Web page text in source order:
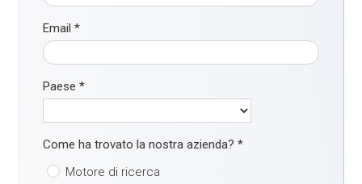
Email*
Paese*
Come ha trovato la nostra azienda?*
Motore di ricerca